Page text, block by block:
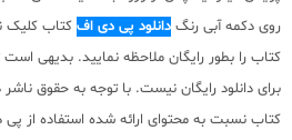
روی دکمه آبی رنگ دانلود پی دی اف کتاب کلیک
برای دانلود رایگان نیست. با توجه به حقوق
کتاب نسبت به محتوای ارائه شده استفاده از پی